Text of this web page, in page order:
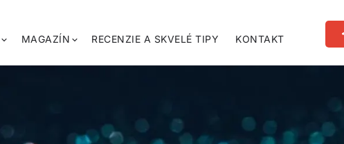
MAGAZÍN RECENZIE A SKVELÉ TIPY KONTAKT